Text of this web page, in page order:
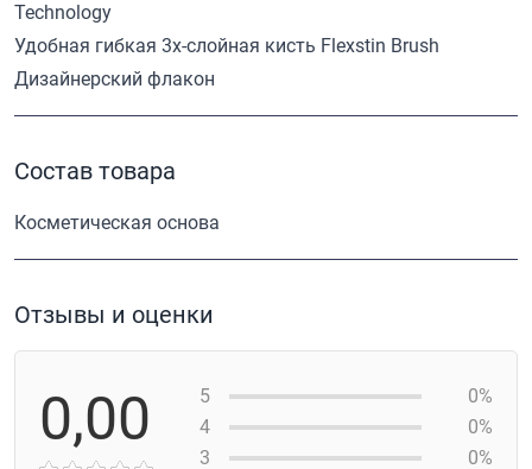
Technology
Удобная гибкая 3х-слойная кисть Flexstin Brush
Дизайнерский флакон
Состав товара
Косметическая основа
Отзывы и оценки
0,00 5
0%
4
0%
3
0%